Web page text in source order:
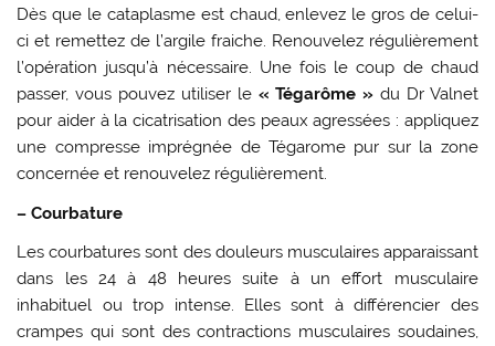
Dès que le cataplasme est chaud, enlevez le gros de celui-
ci et remettez de l’argile fraiche. Renouvelez régulièrement
l’opération jusqu’à nécessaire. Une fois le coup de chaud
passer, vous pouvez utiliser le « Tégarôme » du Dr Valnet
pour aider à la cicatrisation des peaux agressées : appliquez
une compresse imprégnée de Tégarome pur sur la zone
concernée et renouvelez régulièrement.
– Courbature
Les courbatures sont des douleurs musculaires apparaissant
dans les 24 à 48 heures suite à un effort musculaire
inhabituel ou trop intense. Elles sont à différencier des
crampes qui sont des contractions musculaires soudaines,